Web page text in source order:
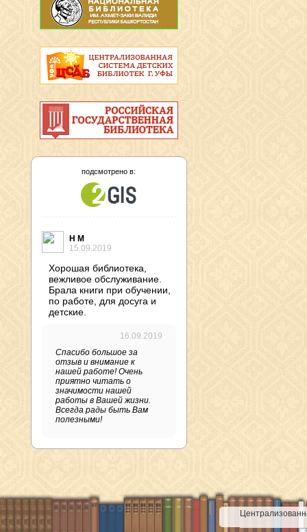
подсмотрено в:
Н М
15.09.2019
Хорошая библиотека,
вежливое обслуживание.
Брала книги при обучении,
по работе, для досуга и
детские.
16.09.2019
Спасибо большое за
отзыв и внимание к
нашей работе! Очень
приятно читать о
значимости нашей
работы в Вашей жизни.
Всегда рады быть Вам
полезными!